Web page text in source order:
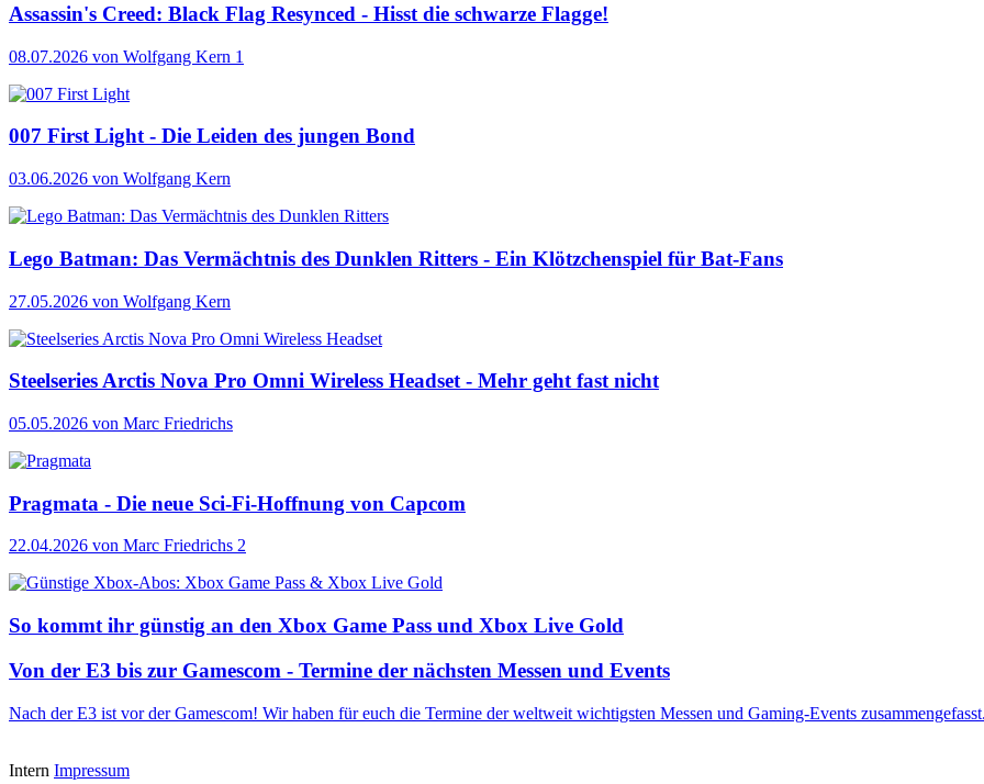
Assassin's Creed: Black Flag Resynced - Hisst die schwarze Flagge!
08.07.2026 von Wolfgang Kern 1
007 First Light - Die Leiden des jungen Bond
03.06.2026 von Wolfgang Kern
Lego Batman: Das Vermächtnis des Dunklen Ritters - Ein Klötzchenspiel für Bat-Fans
27.05.2026 von Wolfgang Kern
Steelseries Arctis Nova Pro Omni Wireless Headset - Mehr geht fast nicht
05.05.2026 von Marc Friedrichs
Pragmata - Die neue Sci-Fi-Hoffnung von Capcom
22.04.2026 von Marc Friedrichs 2
So kommt ihr günstig an den Xbox Game Pass und Xbox Live Gold
Von der E3 bis zur Gamescom - Termine der nächsten Messen und Events
Nach der E3 ist vor der Gamescom! Wir haben für euch die Termine der weltweit wichtigsten Messen und Gaming-Events zusammengefasst.
Intern Impressum